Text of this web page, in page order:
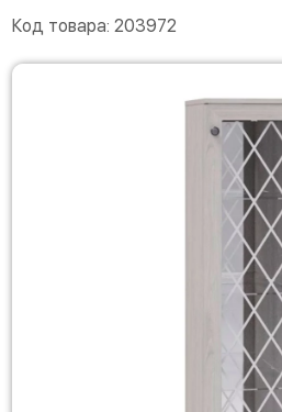
Код товара: 203972